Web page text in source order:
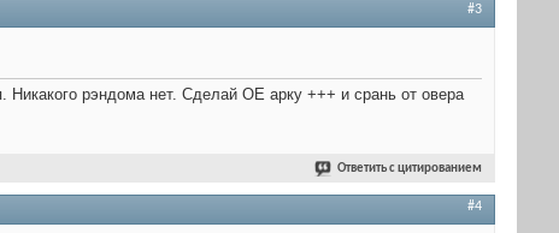
#3
рэндома нет. Сделай ОЕ арку +++ и срань от овера
Ответить с цитированием
#4